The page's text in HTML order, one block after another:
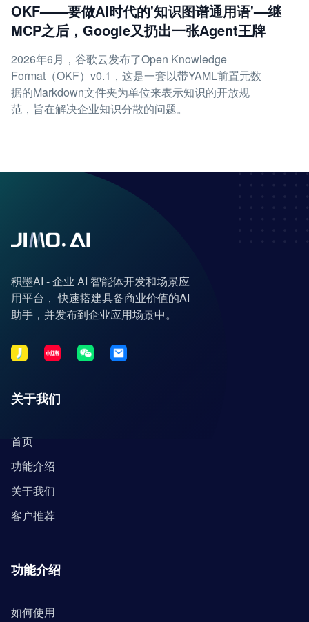
OKF——要做AI时代的'知识图谱通用语'—继
MCP之后，Google又扔出一张Agent王牌
2026年6月，谷歌云发布了Open Knowledge
Format（OKF）v0.1，这是一套以带YAML前置元数
据的Markdown文件夹为单位来表示知识的开放规
范，旨在解决企业知识分散的问题。
积墨AI - 企业 AI 智能体开发和场景应
用平台， 快速搭建具备商业价值的AI
助手，并发布到企业应用场景中。
关于我们
首页
功能介绍
关于我们
客户推荐
功能介绍
如何使用